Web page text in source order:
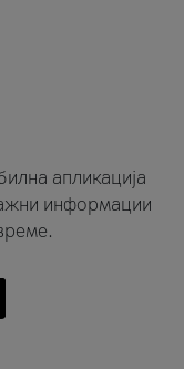
апликација
информации